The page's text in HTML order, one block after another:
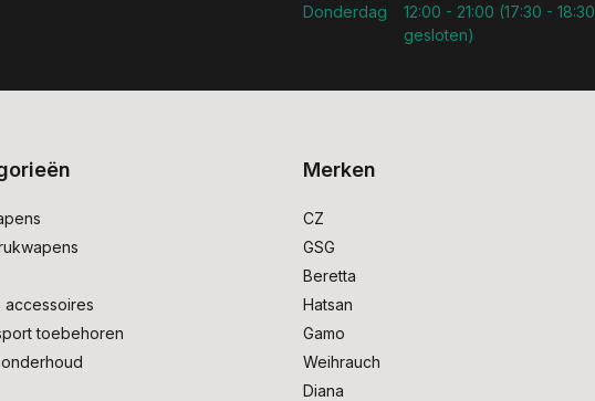
Donderdag
12:00 - 21:00 (17:30 - 18:30
gesloten)
accessoires
toebehoren
Merken
CZ
GSG
Beretta
Hatsan
Gamo
Weihrauch
Diana